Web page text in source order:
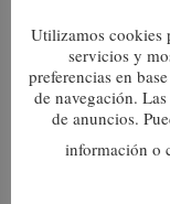
Rombos Gris
7,80€
Seleccionar
Utilizamos cookies
servicios y
preferencias en
de navegación.
de anuncios.
información o